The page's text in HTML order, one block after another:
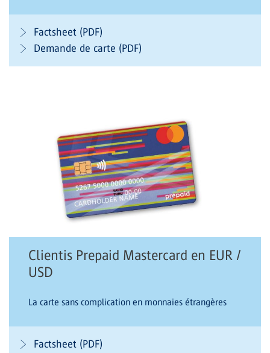
Factsheet (PDF)
Demande de carte (PDF)
Clientis Prepaid Mastercard en EUR /
USD
La carte sans complication en monnaies étrangères
Factsheet (PDF)